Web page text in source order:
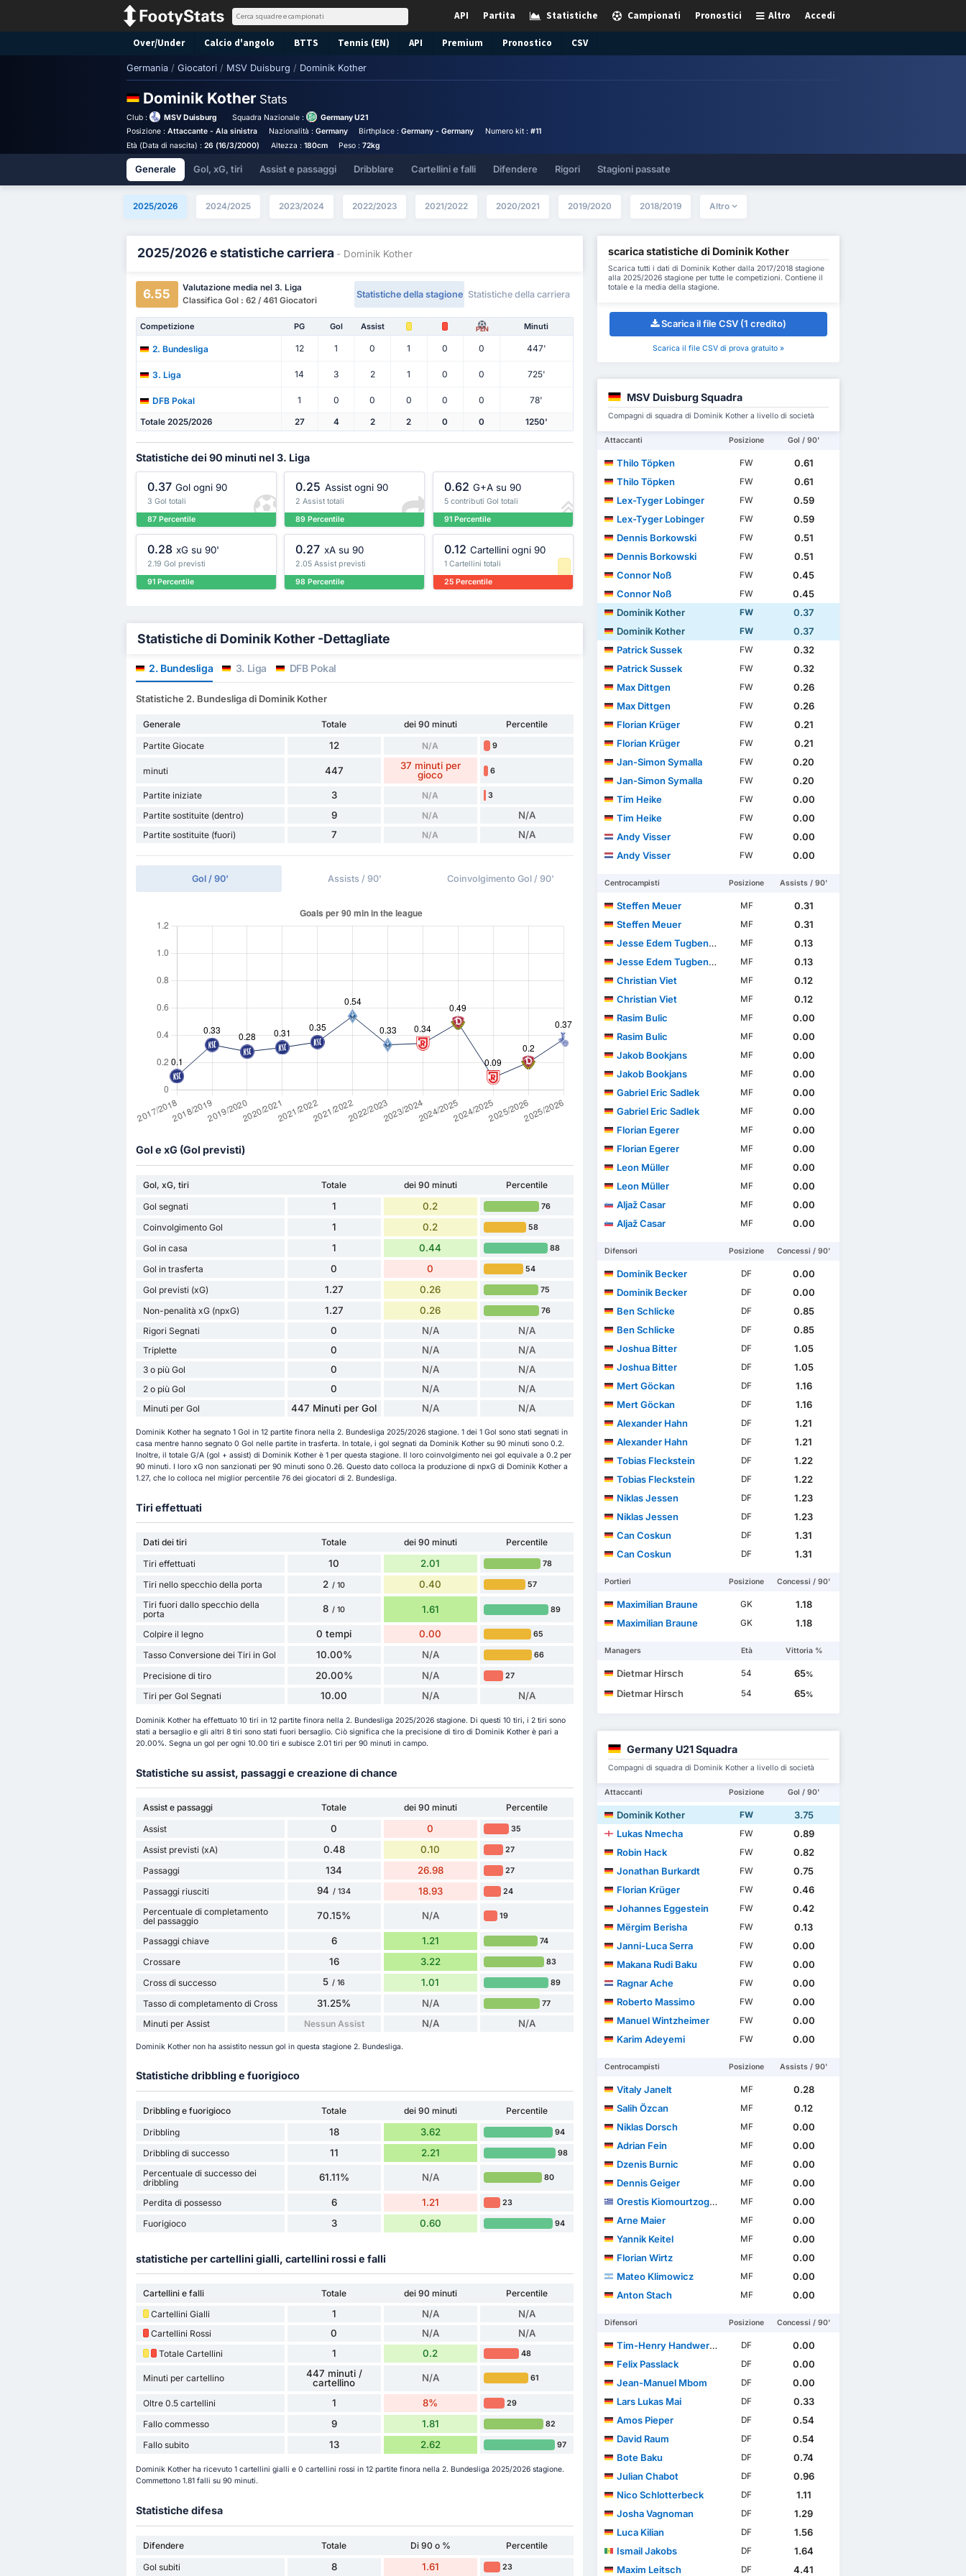
Accedi
Altro
Pronostici
Campionati
Statistiche
Partita
API
Over/Under Calcio d'angolo BTTS Tennis (EN) API Premium Pronostico CSV
Germania / Giocatori / MSV Duisburg / Dominik Kother
Dominik Kother Stats
Club : MSV Duisburg Squadra Nazionale :
Germany U21
Posizione : Attaccante - Ala sinistra Nazionalità : Germany Birthplace :Germany - Germany Numero kit : #11
Età (Data di nascita) : 26 (16/3/2000) Altezza : 180cm Peso :72kg
Generale Gol, xG, tiri Assist e passaggi Dribblare Cartellini e falli Difendere Rigori Stagioni passate
2025/2026 2024/2025 2023/2024 2022/2023 2021/2022 2020/2021 2019/2020 2018/2019 Altro
2025/2026 e statistiche carriera - Dominik Kother
6.55
Valutazione media nel 3. Liga
Classifica Gol : 62 / 461 Giocatori
Statistiche della stagione Statistiche della carriera
Competizione PG Gol Assist PEN Minuti
2. Bundesliga 12 1 0 1 0 0 447'
3. Liga 14 3 2 1 0 0 725'
DFB Pokal 1 0 0 0 0 0 78'
Totale 2025/2026 27 4 2 2 0 0 1250'
Statistiche dei 90 minuti nel 3. Liga
0.37 Gol ogni 90
3 Gol totali
87 Percentile
0.25 Assist ogni 90
2 Assist totali
89 Percentile
0.62 G+A su 90
5 contributi Gol totali
91 Percentile
0.28 xG su 90'
2.19 Gol previsti
91 Percentile
0.27 xA su 90
2.05 Assist previsti
98 Percentile
0.12 Cartellini ogni 90
1 Cartellini totali
25 Percentile
Statistiche di Dominik Kother -Dettagliate
2. Bundesliga 3. Liga DFB Pokal
Statistiche 2. Bundesliga di Dominik Kother
Generale Totale dei 90 minuti
Percentile
Partite Giocate
12 N/A 9
minuti 447
37 minuti per
gioco
6
Partite iniziate 3 N/A 3
Partite sostituite (dentro) 9 N/A N/A
Partite sostituite (fuori) 7 N/A N/A
Gol / 90' Assists / 90' Coinvolgimento Gol / 90'
Gol e xG (Gol previsti)
Gol, xG, tiri Totale dei 90 minuti
Percentile
Gol segnati
1 0.2 76
Coinvolgimento Gol 1 0.2 58
Gol in casa 1 0.44 88
Gol in trasferta 0 0 54
Gol previsti (xG) 1.27 0.26 75
Non-penalità xG (npxG) 1.27 0.26 76
Rigori Segnati 0 N/A N/A
Triplette 0 N/A N/A
3 o più Gol 0 N/A N/A
2 o più Gol 0 N/A N/A
Minuti per Gol 447 Minuti per Gol N/A N/A
Dominik Kother ha segnato 1 Gol in 12 partite finora nella 2. Bundesliga 2025/2026 stagione. 1 dei 1 Gol sono stati segnati in
casa mentre hanno segnato 0 Gol nelle partite in trasferta. In totale, i gol segnati da Dominik Kother su 90 minuti sono 0.2.
Inoltre, il totale G/A (gol + assist) di Dominik Kother è 1 per questa stagione. Il loro coinvolgimento nei gol equivale a 0.2 per
90 minuti. I loro xG non sanzionati per 90 minuti sono 0.26. Questo dato colloca la produzione di npxG di Dominik Kother a
1.27, che lo colloca nel miglior percentile 76 dei giocatori di 2. Bundesliga.
Tiri effettuati
Dati dei tiri Totale dei 90 minuti
Percentile
Tiri effettuati
10 2.01 78
Tiri nello specchio della porta 2 / 10 0.40 57
Tiri fuori dallo specchio della
porta
8 / 10 1.61 89
Colpire il legno 0 tempi 0.00 65
Tasso Conversione dei Tiri in Gol 10.00% N/A 66
Precisione di tiro 20.00% N/A 27
Tiri per Gol Segnati 10.00 N/A N/A
Dominik Kother ha effettuato 10 tiri in 12 partite finora nella 2. Bundesliga 2025/2026 stagione. Di questi 10 tiri, i 2 tiri sono
stati a bersaglio e gli altri 8 tiri sono stati fuori bersaglio. Ciò significa che la precisione di tiro di Dominik Kother è pari a
20.00%. Segna un gol per ogni 10.00 tiri e subisce 2.01 tiri per 90 minuti in campo.
Statistiche su assist, passaggi e creazione di chance
Assist e passaggi Totale dei 90 minuti
Percentile
Assist
0 0 35
Assist previsti (xA) 0.48 0.10 27
Passaggi 134 26.98 27
Passaggi riusciti 94 / 134 18.93 24
Percentuale di completamento
del passaggio
70.15% N/A 19
Passaggi chiave 6 1.21 74
Crossare 16 3.22 83
Cross di successo 5 / 16 1.01 89
Tasso di completamento di Cross 31.25% N/A 77
Minuti per Assist Nessun Assist N/A N/A
Dominik Kother non ha assistito nessun gol in questa stagione 2. Bundesliga.
Statistiche dribbling e fuorigioco
Dribbling e fuorigioco Totale dei 90 minuti
Percentile
Dribbling
18 3.62 94
Dribbling di successo 11 2.21 98
Percentuale di successo dei
dribbling
61.11% N/A 80
Perdita di possesso 6 1.21 23
Fuorigioco 3 0.60 94
statistiche per cartellini gialli, cartellini rossi e falli
Cartellini e falli Totale dei 90 minuti
Percentile
Cartellini Gialli
1 N/A N/A
Cartellini Rossi 0 N/A N/A
Totale Cartellini 1 0.2 48
Minuti per cartellino
447 minuti /
cartellino
N/A 61
Oltre 0.5 cartellini 1 8% 29
Fallo commesso 9 1.81 82
Fallo subito 13 2.62 97
Dominik Kother ha ricevuto 1 cartellini gialli e 0 cartellini rossi in 12 partite finora nella 2. Bundesliga 2025/2026 stagione.
Commettono 1.81 falli su 90 minuti.
Statistiche difesa
Difendere Totale Di 90 o %
Percentile
Gol subiti
8 1.61 23
scarica statistiche di Dominik Kother
Scarica tutti i dati di Dominik Kother dalla 2017/2018 stagione
alla 2025/2026 stagione per tutte le competizioni. Contiene il
totale e la media della stagione.
Scarica il file CSV (1 credito)
Scarica il file CSV di prova gratuito »
MSV Duisburg Squadra
Compagni di squadra di Dominik Kother a livello di società
Attaccanti Posizione Gol / 90'
Thilo Töpken FW
0.61
Thilo Töpken
FW
0.61
Lex-Tyger Lobinger
FW
0.59
Lex-Tyger Lobinger
FW
0.59
Dennis Borkowski
FW
0.51
Dennis Borkowski
FW
0.51
Connor Noß
FW
0.45
Connor Noß
FW
0.45
Dominik Kother
FW
0.37
Dominik Kother
FW
0.37
Patrick Sussek
FW
0.32
Patrick Sussek
FW
0.32
Max Dittgen
FW
0.26
Max Dittgen
FW
0.26
Florian Krüger
FW
0.21
Florian Krüger
FW
0.21
Jan-Simon Symalla
FW
0.20
Jan-Simon Symalla
FW
0.20
Tim Heike
FW
0.00
Tim Heike
FW
0.00
Andy Visser
FW
0.00
Andy Visser
FW 0.00
Centrocampisti Posizione Assists / 90'
Steffen Meuer MF
0.31
Steffen Meuer
MF
0.31
Jesse Edem Tugbenyo
MF
0.13
Jesse Edem Tugbenyo
MF
0.13
Christian Viet
MF
0.12
Christian Viet
MF
0.12
Rasim Bulic
MF
0.00
Rasim Bulic
MF
0.00
Jakob Bookjans
MF
0.00
Jakob Bookjans
MF
0.00
Gabriel Eric Sadlek
MF
0.00
Gabriel Eric Sadlek
MF
0.00
Florian Egerer
MF
0.00
Florian Egerer
MF
0.00
Leon Müller
MF
0.00
Leon Müller
MF
0.00
Aljaž Casar
MF
0.00
Aljaž Casar
MF 0.00
Difensori Posizione Concessi / 90'
Dominik Becker DF
0.00
Dominik Becker
DF
0.00
Ben Schlicke
DF
0.85
Ben Schlicke
DF
0.85
Joshua Bitter
DF
1.05
Joshua Bitter
DF
1.05
Mert Göckan
DF
1.16
Mert Göckan
DF
1.16
Alexander Hahn
DF
1.21
Alexander Hahn
DF
1.21
Tobias Fleckstein
DF
1.22
Tobias Fleckstein
DF
1.22
Niklas Jessen
DF
1.23
Niklas Jessen
DF
1.23
Can Coskun
DF
1.31
Can Coskun
DF 1.31
Portieri Posizione Concessi / 90'
Maximilian Braune GK
1.18
Maximilian Braune
GK 1.18
Managers Età Vittoria %
Dietmar Hirsch 54 65%
Dietmar Hirsch 54 65%
Germany U21 Squadra
Compagni di squadra di Dominik Kother a livello di società
Attaccanti Posizione Gol / 90'
Dominik Kother FW
3.75
Lukas Nmecha
FW
0.89
Robin Hack
FW
0.82
Jonathan Burkardt
FW
0.75
Florian Krüger
FW
0.46
Johannes Eggestein
FW
0.42
Mërgim Berisha
FW
0.13
Janni-Luca Serra
FW
0.00
Makana Rudi Baku
FW
0.00
Ragnar Ache
FW
0.00
Roberto Massimo
FW
0.00
Manuel Wintzheimer
FW
0.00
Karim Adeyemi
FW 0.00
Centrocampisti Posizione Assists / 90'
Vitaly Janelt MF
0.28
Salih Özcan
MF
0.12
Niklas Dorsch
MF
0.00
Adrian Fein
MF
0.00
Dzenis Burnic
MF
0.00
Dennis Geiger
MF
0.00
Orestis Kiomourtzoglou
MF
0.00
Arne Maier
MF
0.00
Yannik Keitel
MF
0.00
Florian Wirtz
MF
0.00
Mateo Klimowicz
MF
0.00
Anton Stach
MF 0.00
Difensori Posizione Concessi / 90'
Tim-Henry Handwerker DF
0.00
Felix Passlack
DF
0.00
Jean-Manuel Mbom
DF
0.00
Lars Lukas Mai
DF
0.33
Amos Pieper
DF
0.54
David Raum
DF
0.54
Bote Baku
DF
0.74
Julian Chabot
DF
0.96
Nico Schlotterbeck
DF
1.11
Josha Vagnoman
DF
1.29
Luca Kilian
DF
1.56
Ismail Jakobs
DF
1.64
Maxim Leitsch
DF 4.41